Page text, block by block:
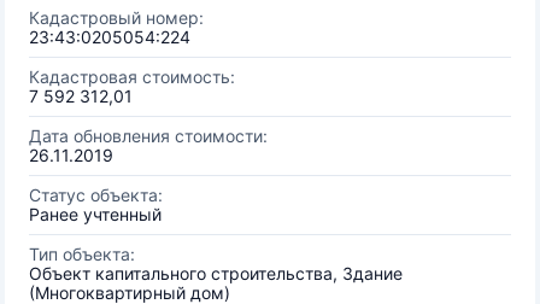
Кадастровый номер:
23:43:0205054:224
Кадастровая стоимость:
7 592 312,01
Дата обновления стоимости:
26.11.2019
Статус объекта:
Ранее учтенный
Тип объекта:
Объект капитального строительства, Здание
(Многоквартирный дом)